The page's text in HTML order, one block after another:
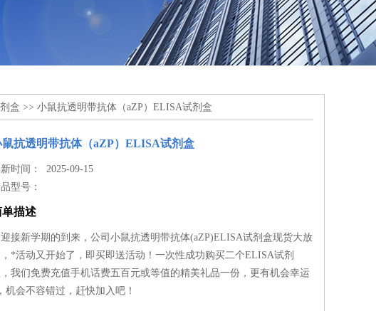
盒 >> 小鼠抗透明带抗体（aZP）ELISA试剂盒
鼠抗透明带抗体（aZP）ELISA试剂盒
时间： 2025-09-15
型号：
单描述
接新学期的到来，公司小鼠抗透明带抗体(aZP)ELISA试剂盒现货大放
*活动又开始了，即买即送活动！一次性成功购买二个ELISA试剂
我们免费充值手机话费五百元或等值的精美礼品一份，更有机会幸运
机会不容错过，赶快加入吧！